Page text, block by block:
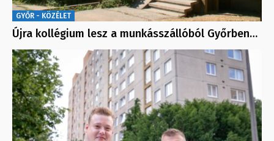
GYŐR - KÖZÉLET
Újra kollégium lesz a munkásszállóból Győrben…